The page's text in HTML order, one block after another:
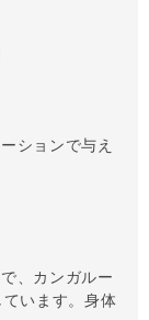
ションで与え
、カンガルー
います。身体